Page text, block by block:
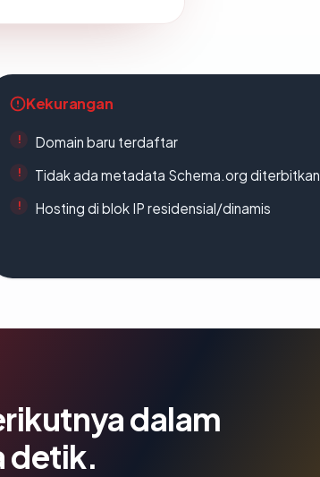
Kekurangan
Domain baru terdaftar
Tidak ada metadata Schema.org diterbitkan
Hosting di blok IP residensial/dinamis
dalam
detik.